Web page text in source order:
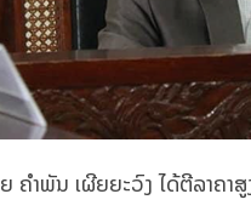
ຄໍາພັນ ເຜີຍຍະວົງ ໄດ້ຕີລາຄ